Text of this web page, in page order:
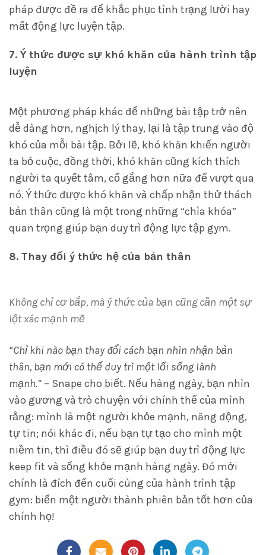
pháp được đề ra để khắc phục tình trạng lười hay
mất động lực luyện tập.
7. Ý thức được sự khó khăn của hành trình tập
luyện
Một phương pháp khác để những bài tập trở nên
dễ dàng hơn, nghịch lý thay, lại là tập trung vào độ
khó của mỗi bài tập. Bởi lẽ, khó khăn khiến người
ta bỏ cuộc, đồng thời, khó khăn cũng kích thích
người ta quyết tâm, cố gắng hơn nữa để vượt qua
nó. Ý thức được khó khăn và chấp nhận thử thách
bản thân cũng là một trong những “chìa khóa”
quan trọng giúp bạn duy trì động lực tập gym.
8. Thay đổi ý thức hệ của bản thân
Không chỉ cơ bắp, mà ý thức của bạn cũng cần một sự
lột xác mạnh mẽ
“Chỉ khi nào bạn thay đổi cách bạn nhìn nhận bản
thân, bạn mới có thể duy trì một lối sống lành
mạnh.” – Snape cho biết. Nếu hàng ngày, bạn nhìn
vào gương và trò chuyện với chính thể của mình
rằng: mình là một người khỏe mạnh, năng động,
tự tin; nói khác đi, nếu bạn tự tạo cho mình một
niềm tin, thì điều đó sẽ giúp bạn duy trì động lực
keep fit và sống khỏe mạnh hàng ngày. Đó mới
chính là đích đến cuối cùng của hành trình tập
gym: biến một người thành phiên bản tốt hơn của
chính họ!